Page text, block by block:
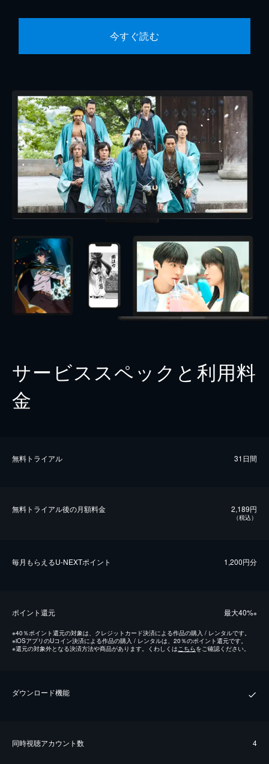
今すぐ読む
サービススペックと利用料
金
無料トライアル 31日間
無料トライアル後の⽉額料金 2,189円
（税込）
毎⽉もらえるU-NEXTポイント 1,200円分
ポイント還元 最⼤40%※
※40％ポイント還元の対象は、クレジットカード決済による作品の購入 / レンタルです。
※iOSアプリのUコイン決済による作品の購入 / レンタルは、20％のポイント還元です。
※還元の対象外となる決済方法や商品があります。くわしくはこちらをご確認ください。
ダウンロード機能
同時視聴アカウント数 4